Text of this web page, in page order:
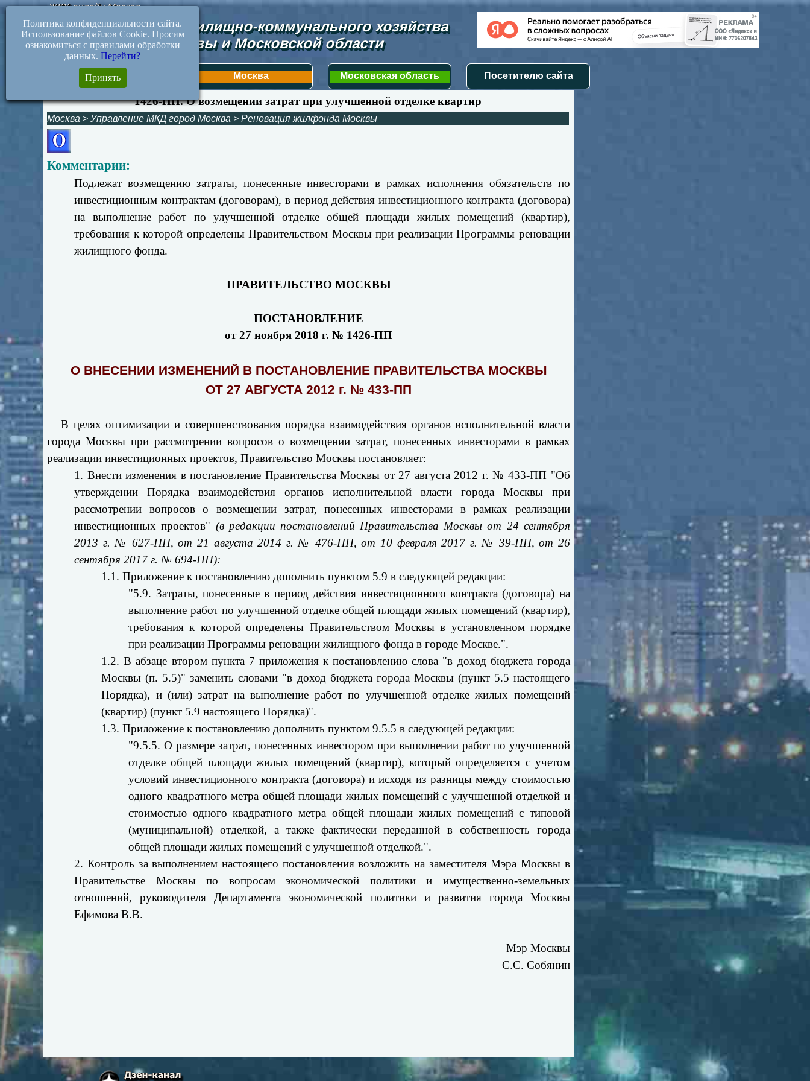
Первая Москва Московская область Посетителю сайта
Документы жилищно-коммунального хозяйства
Москвы и Московской области
ЖКХ-онлайн.Москва
1426-ПП. О возмещении затрат при улучшенной отделке квартир
Москва >Управление МКД город Москва >Реновация жилфонда Москвы
Комментарии:
Подлежат возмещению затраты, понесенные инвесторами в рамках исполнения обязательств по
инвестиционным контрактам (договорам), в период действия инвестиционного контракта (договора)
на выполнение работ по улучшенной отделке общей площади жилых помещений (квартир),
требования к которой определены Правительством Москвы при реализации Программы реновации
жилищного фонда.
ПРАВИТЕЛЬСТВО МОСКВЫ
ПОСТАНОВЛЕНИЕ
от 27 ноября 2018 г. № 1426-ПП
О ВНЕСЕНИИ ИЗМЕНЕНИЙ В ПОСТАНОВЛЕНИЕ ПРАВИТЕЛЬСТВА МОСКВЫ
ОТ 27 АВГУСТА 2012 г. № 433-ПП
В целях оптимизации и совершенствования порядка взаимодействия органов исполнительной власти
города Москвы при рассмотрении вопросов о возмещении затрат, понесенных инвесторами в рамках
реализации инвестиционных проектов, Правительство Москвы постановляет:
1. Внести изменения в постановление Правительства Москвы от 27 августа 2012 г. № 433-ПП "Об
утверждении Порядка взаимодействия органов исполнительной власти города Москвы при
рассмотрении вопросов о возмещении затрат, понесенных инвесторами в рамках реализации
инвестиционных проектов" (в редакции постановлений Правительства Москвы от 24 сентября
2013 г. № 627-ПП, от 21 августа 2014 г. № 476-ПП, от 10 февраля 2017 г. № 39-ПП, от 26
сентября 2017 г. № 694-ПП):
1.1. Приложение к постановлению дополнить пунктом 5.9 в следующей редакции:
"5.9. Затраты, понесенные в период действия инвестиционного контракта (договора) на
выполнение работ по улучшенной отделке общей площади жилых помещений (квартир),
требования к которой определены Правительством Москвы в установленном порядке
при реализации Программы реновации жилищного фонда в городе Москве.".
1.2. В абзаце втором пункта 7 приложения к постановлению слова "в доход бюджета города
Москвы (п. 5.5)" заменить словами "в доход бюджета города Москвы (пункт 5.5 настоящего
Порядка), и (или) затрат на выполнение работ по улучшенной отделке жилых помещений
(квартир) (пункт 5.9 настоящего Порядка)".
1.3. Приложение к постановлению дополнить пунктом 9.5.5 в следующей редакции:
"9.5.5. О размере затрат, понесенных инвестором при выполнении работ по улучшенной
отделке общей площади жилых помещений (квартир), который определяется с учетом
условий инвестиционного контракта (договора) и исходя из разницы между стоимостью
одного квадратного метра общей площади жилых помещений с улучшенной отделкой и
стоимостью одного квадратного метра общей площади жилых помещений с типовой
(муниципальной) отделкой, а также фактически переданной в собственность города
общей площади жилых помещений с улучшенной отделкой.".
2. Контроль за выполнением настоящего постановления возложить на заместителя Мэра Москвы в
Правительстве Москвы по вопросам экономической политики и имущественно-земельных
отношений, руководителя Департамента экономической политики и развития города Москвы
Ефимова В.В.
Мэр Москвы
С.С. Собянин
Политика конфиденциальности сайта.
Использование файлов Cookie. Просим
ознакомиться с правилами обработки
данных. Перейти?
Принять